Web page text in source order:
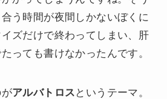
う時間が夜間しかないぼくに
ズだけで終わってしまい、肝
っても書けなかったんです。
アルバトロス というテーマ。